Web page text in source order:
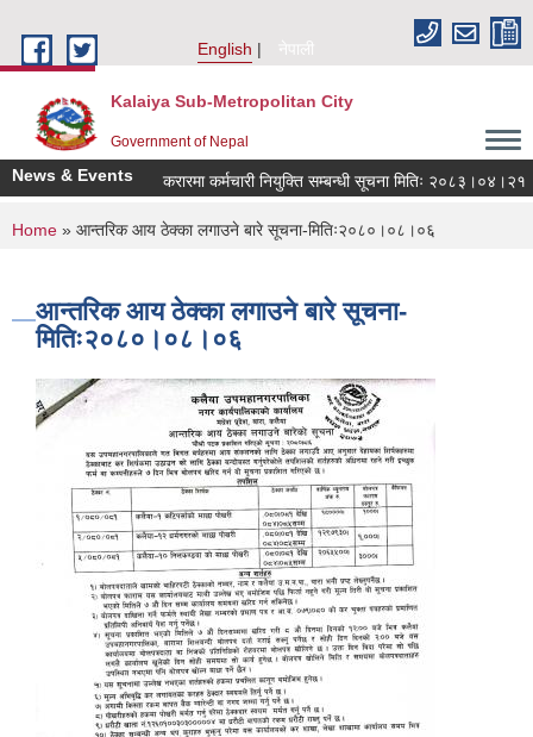
English
नेपाली
Kalaiya Sub-Metropolitan City
Government of Nepal
News & Events करारमा कर्मचारी नियुक्ति सम्बन्धी सूचना मितिः २०८३।०४।२१
You are here
Home » आन्तरिक आय ठेक्का लगाउने बारे सूचना-मितिः२०८०।०८।०६
आन्तरिक आय ठेक्का लगाउने बारे सूचना-
मितिः२०८०।०८।०६